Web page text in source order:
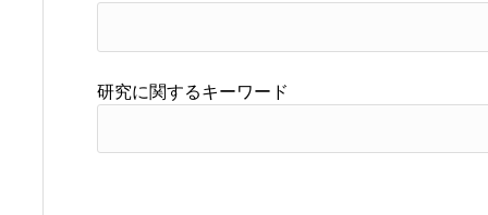
研究に関するキーワード